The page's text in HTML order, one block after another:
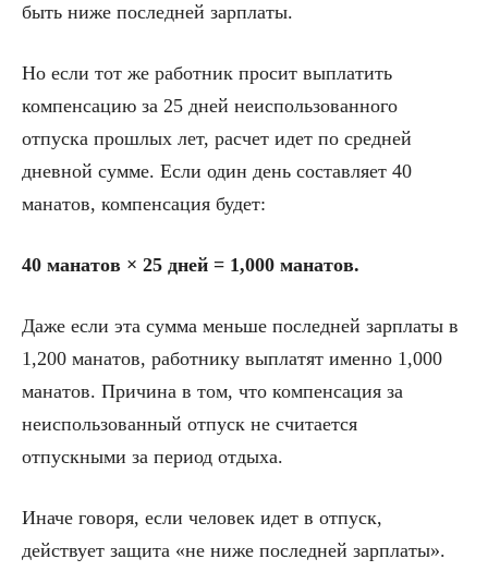
быть ниже последней зарплаты.
Но если тот же работник просит выплатить
компенсацию за 25 дней неиспользованного
отпуска прошлых лет, расчет идет по средней
дневной сумме. Если один день составляет 40
манатов, компенсация будет:
40 манатов × 25 дней = 1,000 манатов.
Даже если эта сумма меньше последней зарплаты в
1,200 манатов, работнику выплатят именно 1,000
манатов. Причина в том, что компенсация за
неиспользованный отпуск не считается
отпускными за период отдыха.
Иначе говоря, если человек идет в отпуск,
действует защита «не ниже последней зарплаты».